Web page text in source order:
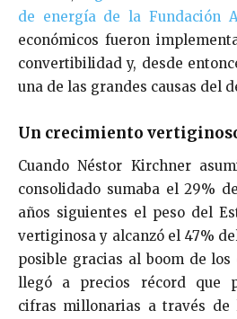
de energía de la Fundación
económicos fueron
convertibilidad y, desde
una de las grandes causas del
Un crecimiento
Cuando Néstor Kirchner
consolidado sumaba el 29%
años siguientes el peso del
vertiginosa y alcanzó el 47%
posible gracias al boom de
llegó a precios récord que
cifras millonarias a través de